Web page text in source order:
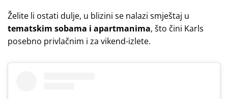
Želite li ostati dulje, u blizini se nalazi smještaj u
tematskim sobama i apartmanima, što čini Karls
posebno privlačnim i za vikend-izlete.